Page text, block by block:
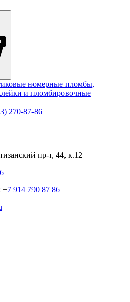
номерные пломбы,
и пломбировочные
270-87-86
пр-т, 44, к.12
+7 914 790 87 86